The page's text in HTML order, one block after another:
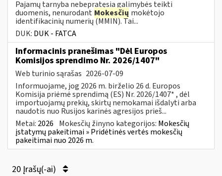
Pajamų tarnyba nebepratęsia galimybės teikti
duomenis, nenurodant Mokesčių mokėtojo
identifikacinių numerių (MMIN). Tai...
DUK: DUK - FATCA
Informacinis pranešimas "Dėl Europos
Komisijos sprendimo Nr. 2026/1407"
Web turinio sąrašas 2026-07-09
Informuojame, jog 2026 m. birželio 26 d. Europos
Komisija priėmė sprendimą (ES) Nr. 2026/1407* , dėl
importuojamų prekių, skirtų nemokamai išdalyti arba
naudotis nuo Rusijos karinės agresijos prieš...
Metai: 2026 Mokesčių žinyno kategorijos: Mokesčių
įstatymų pakeitimai » Pridėtinės vertės mokesčių
pakeitimai nuo 2026 m.
20 Įrašų(-ai)